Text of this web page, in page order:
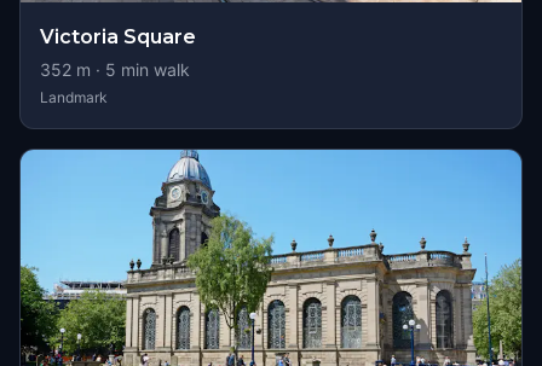
Victoria Square
352 m · 5 min walk
Landmark